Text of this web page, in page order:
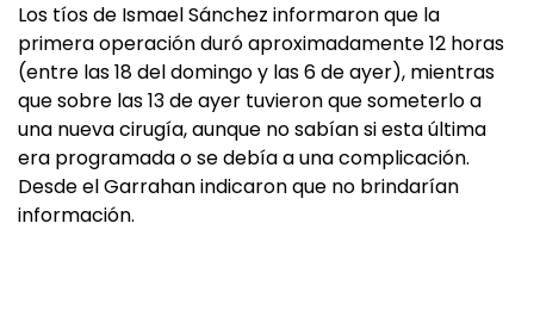
Los tíos de Ismael Sánchez informaron que la
primera operación duró aproximadamente 12 horas
(entre las 18 del domingo y las 6 de ayer), mientras
que sobre las 13 de ayer tuvieron que someterlo a
una nueva cirugía, aunque no sabían si esta última
era programada o se debía a una complicación.
Desde el Garrahan indicaron que no brindarían
información.